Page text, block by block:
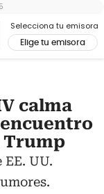
Selecciona tu emisora
Elige tu emisora
calma
Trump
UU.